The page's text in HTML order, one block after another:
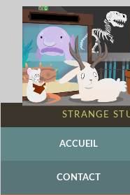
STRANGE
ACCUEIL
CONTACT